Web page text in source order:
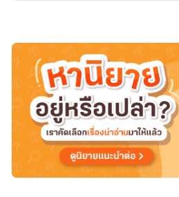
ฉัน
ถึง
ระบบ
ได้
ล่ะ